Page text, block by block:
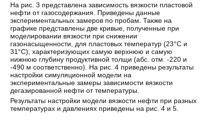
На рис. 3 представлена зависимость вязкости пластовой
нефти от газосодержания. Приведены данные
экспериментальных замеров по пробам. Также на
графике представлены две кривые, полученные при
моделировании вязкости при снижении
газонасыщенности, для пластовых температур (23°С и
31°С), характеризующих самую верхнюю и самую
нижнюю глубину продуктивной толщи (абс. отм. -220 и
-490 м соответственно). На рис. 4 приведены результаты
настройки симуляционной модели на
экспериментальные замеры зависимости вязкости
дегазированной нефти от температуры.
Результаты настройки модели вязкости нефти при разных
температурах и давлениях приведены на рис. 4 и 5.